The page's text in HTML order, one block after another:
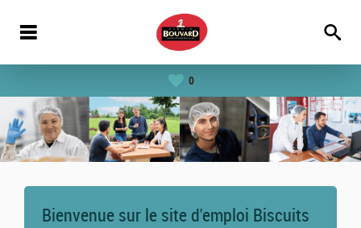
0
Bienvenue sur le site d'emploi Biscuits